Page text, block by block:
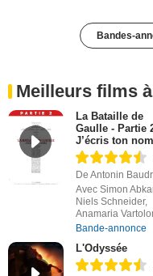
Bandes-
Meilleurs films
La Bataille de
Gaulle - Partie
J’écris ton nom
De Antonin
Avec Simon
Niels Schneider,
Anamaria
Bande-annonce
L'Odyssée